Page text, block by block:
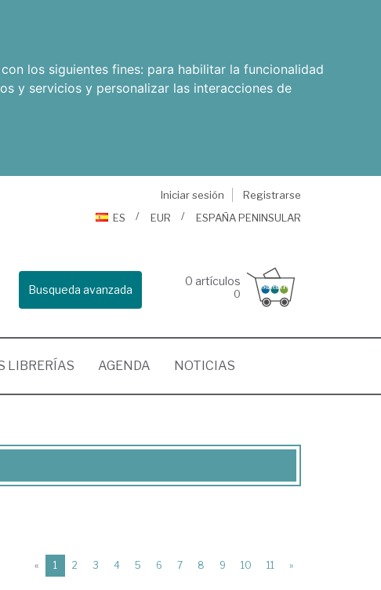
los siguientes fines: para habilitar la funcionalidad
y servicios y personalizar las interacciones de
Iniciar sesión
Registrarse
ES
EUR ESPAÑA PENINSULAR
Busqueda avanzada
0 artículos
0
LIBRERÍAS AGENDA NOTICIAS
« 1 (current)
2 3 4 5 6 7 8 9 10 11 »